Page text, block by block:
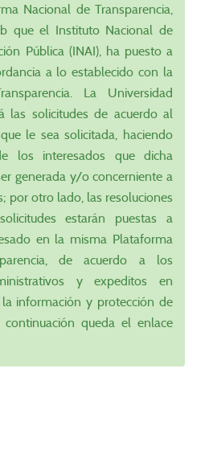
Nacional de Transparencia,
que el Instituto Nacional de
Pública (INAI), ha puesto a
a lo establecido con la
La Universidad
las solicitudes de acuerdo al
le sea solicitada, haciendo
los interesados que dicha
generada y/o concerniente a
por otro lado, las resoluciones
estarán puestas a
en la misma Plataforma
de acuerdo a los
y expeditos en
información y protección de
queda el enlace